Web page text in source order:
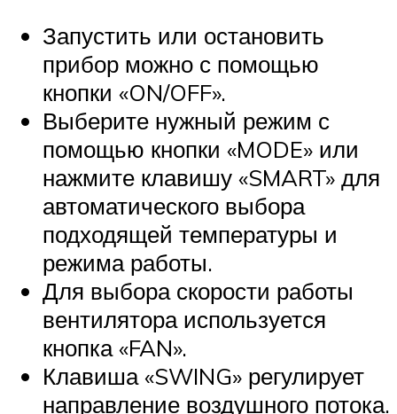
Запустить или остановить
прибор можно с помощью
кнопки «ON/OFF».
Выберите нужный режим с
помощью кнопки «MODE» или
нажмите клавишу «SMART» для
автоматического выбора
подходящей температуры и
режима работы.
Для выбора скорости работы
вентилятора используется
кнопка «FAN».
Клавиша «SWING» регулирует
направление воздушного потока.